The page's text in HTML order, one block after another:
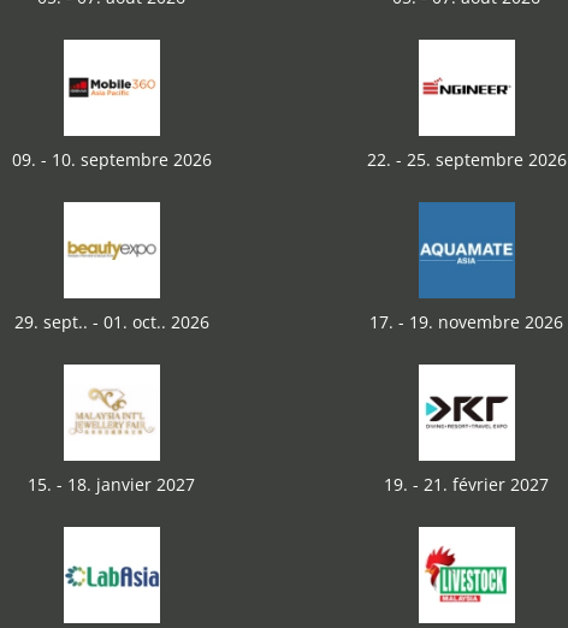
09. - 10. septembre 2026 22. - 25. septembre 2026
29. sept.. - 01. oct.. 2026 17. - 19. novembre 2026
15. - 18. janvier 2027 19. - 21. février 2027